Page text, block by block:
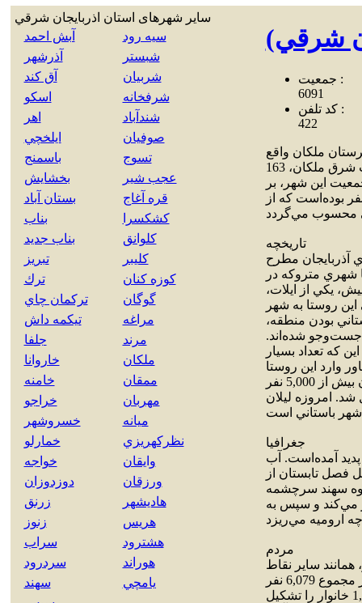
سایر شهرهای استان اذربايجان شرقي
آبش احمد
سيه رود
آذرشهر
شبستر
آق كند
شربيان
اسكو
شرفخانه
اهر
شندآباد
ايلخچي
صوفيان
باسمنج
تسوج
بخشايش
عجب شير
بستان آباد
قره آغاج
بناب
كشكسرا
بناب جديد
كلوانق
تبريز
كليبر
ترك
كوزه كنان
تركمان چاي
گوگان
تيكمه داش
مراغه
جلفا
مرند
خاروانا
ملكان
خامنه
ممقان
خراجو
مهربان
خسروشهر
ميانه
خمارلو
نظركهريزي
خواجه
وايقان
دوزدوزان
ورزقان
زرنق
هاديشهر
زنوز
هريس
سراب
هشترود
سردرود
هوراند
سهند
يامچي
شرقي)
جمعیت :
6091
کد تلفن :
422
ملکان واقع
شده‌است. اين شهر مرکز بخش ليلان است. ليلان در 20 کيلومتري جنوب شرق ملکان، 163
جمعيت اين شهر، بر
عمومي نفوس و مسکن سال 1385 خورشيدي،بالغ بر 6,079 نفر بوده‌است که از
تاريخچه
آذربايجان مطرح
شهري متروکه در
يکي از ايلات،
روستا به شهر
بودن منطقه،
جست‌وجو شده‌اند.
که تعداد بسيار
وارد اين روستا
شدند. تا اين‌که در سال 1374 خورشيدي بر اساس آمارهاي جمعيتي که جمعيت آن بيش از 5,000 نفر
شد. امروزه ليلان
جغرافيا
آمده‌است. آب
فصل تابستان از
سهند سرچشمه
مي‌کند و سپس به
مردم
ساير نقاط
منطقه آذربايجان، ترکي آذربايجاني است. طبق آمار سال 1385 خورشيدي از مجموع 6,079 نفر
جمعيت اين شهر، 2,962 نفر مرد و 3,117 نفر زن هستند که در مجموع، 1,468 خانوار را تشکيل